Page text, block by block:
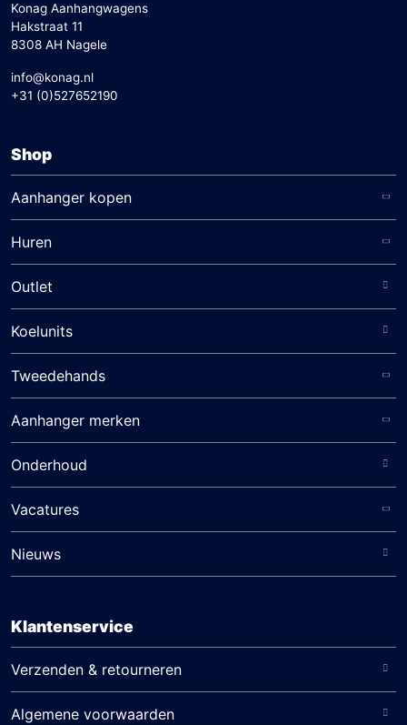
Konag Aanhangwagens
Hakstraat 11
8308 AH Nagele
info@konag.nl
+31 (0)527652190
Shop
Aanhanger kopen
Huren
Outlet
Koelunits
Tweedehands
Aanhanger merken
Onderhoud
Vacatures
Nieuws
Klantenservice
Verzenden & retourneren
Algemene voorwaarden